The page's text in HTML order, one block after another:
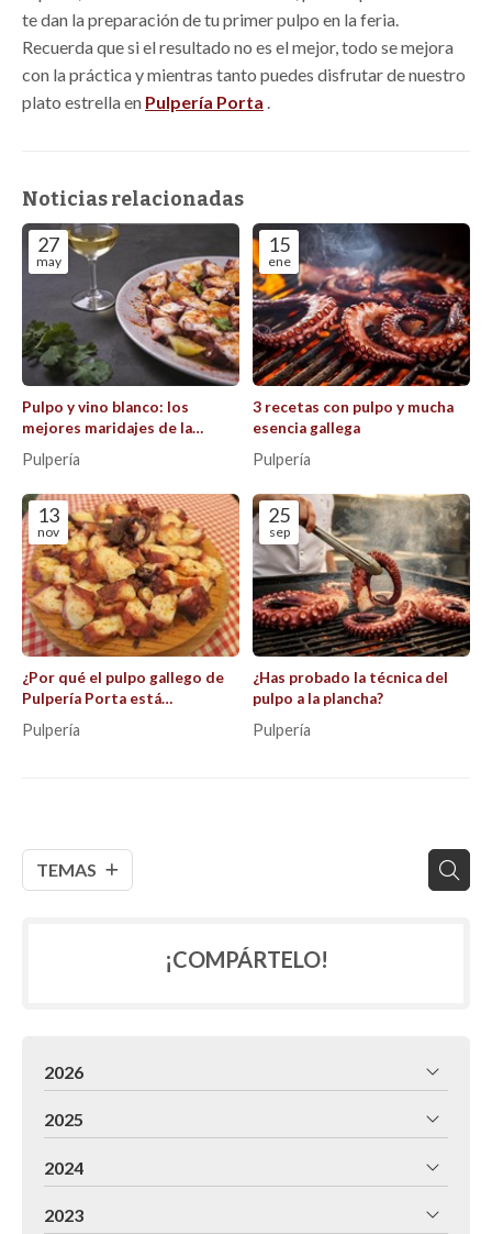
TEMAS
te dan la preparación de tu primer pulpo en la feria.
Recuerda que si el resultado no es el mejor, todo se mejora
con la práctica y mientras tanto puedes disfrutar de nuestro
plato estrella en Pulpería Porta .
Noticias relacionadas
27
may
Pulpo y vino blanco: los
mejores maridajes de la
explicados
Pulpería
15
ene
3 recetas con pulpo y mucha
esencia gallega
Pulpería
13
nov
¿Por qué el pulpo gallego de
Pulpería Porta está
mejores?
Pulpería
25
sep
¿Has probado la técnica del
pulpo a la plancha?
Pulpería
¡COMPÁRTELO!
2026
2025
2024
2023